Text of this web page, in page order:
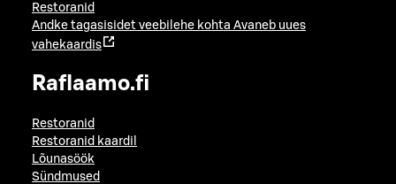
Restoranid
Andke tagasisidet veebilehe kohta Avaneb uues
vahekaardis
Raflaamo.fi
Restoranid
Restoranid kaardil
Lõunasöök
Sündmused